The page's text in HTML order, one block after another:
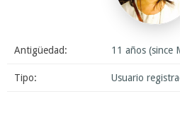
Antigüedad: 11 años (since
Tipo: Usuario